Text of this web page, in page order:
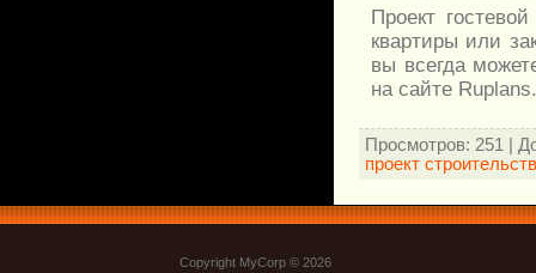
Проект
квартиры или
вы всегда
на сайте Ruplans.
Просмотров: 251 |
проект
Copyright MyCorp © 2026